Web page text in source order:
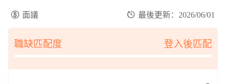
面議 最後更新：2026/06/01
職缺匹配度 登入後匹配